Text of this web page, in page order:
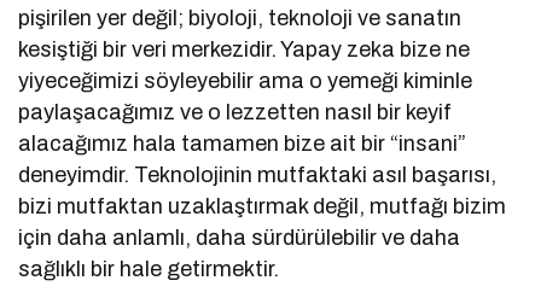
pişirilen yer değil; biyoloji, teknoloji ve sanatın
kesiştiği bir veri merkezidir. Yapay zeka bize ne
yiyeceğimizi söyleyebilir ama o yemeği kiminle
paylaşacağımız ve o lezzetten nasıl bir keyif
alacağımız hala tamamen bize ait bir “insani”
deneyimdir. Teknolojinin mutfaktaki asıl başarısı,
bizi mutfaktan uzaklaştırmak değil, mutfağı bizim
için daha anlamlı, daha sürdürülebilir ve daha
sağlıklı bir hale getirmektir.